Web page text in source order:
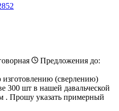
Предложения до:
(сверлению)
300 шт в нашей давальческой
. Прошу указать примерный